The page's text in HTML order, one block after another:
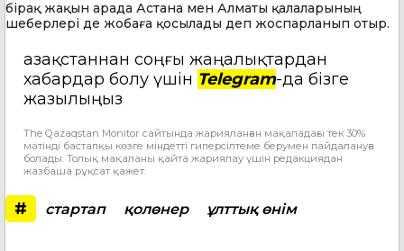
бірақ жақын арада Астана мен Алматы қалаларының
шеберлері де жобаға қосылады деп жоспарланып отыр.
Қазақстаннан соңғы жаңалықтардан
хабардар болу үшін Telegram-да бізге
жазылыңыз
The Qazaqstan Monitor сайтында жарияланған мақаладағы тек 30%
мәтінді бастапқы көзге міндетті гиперсілтеме берумен пайдалануға
болады. Толық мақаланы қайта жариялау үшін редакциядан
жазбаша рұқсат қажет.
# стартап қолөнер ұлттық өнім